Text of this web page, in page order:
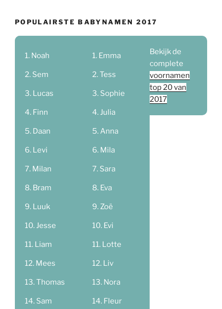
POPULAIRSTE BABYNAMEN 2017
Noah
Sem
Lucas
Finn
Daan
Levi
Milan
Bram
Luuk
Jesse
Liam
Mees
Thomas
Sam
Emma
Tess
Sophie
Julia
Anna
Mila
Sara
Eva
Zoë
Evi
Lotte
Liv
Nora
Fleur
Bekijk de
complete
voornamen
top 20 van
2017